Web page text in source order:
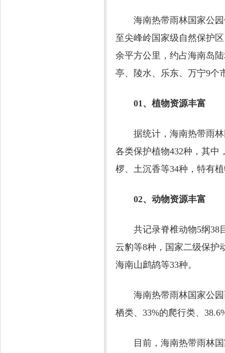
海南热带雨林国家公园
至尖峰岭国家级自然保护
余平方公里，约占海南岛
亭、陵水、乐东、万宁9个
01、植物资源丰富
据统计，海南热带雨林
各类保护植物432种，其中
椤、土沉香等34种，特有
02、动物资源丰富
共记录脊椎动物5纲38目
云豹等8种，国家二级保护
海南山鹧鸪等33种。
海南热带雨林国家公园
栖类、33%的爬行类、
目前，海南热带雨林国